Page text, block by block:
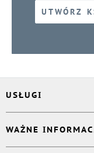
UTWÓRZ
USŁUGI
Korektor
Projektant okładki
WAŻNE